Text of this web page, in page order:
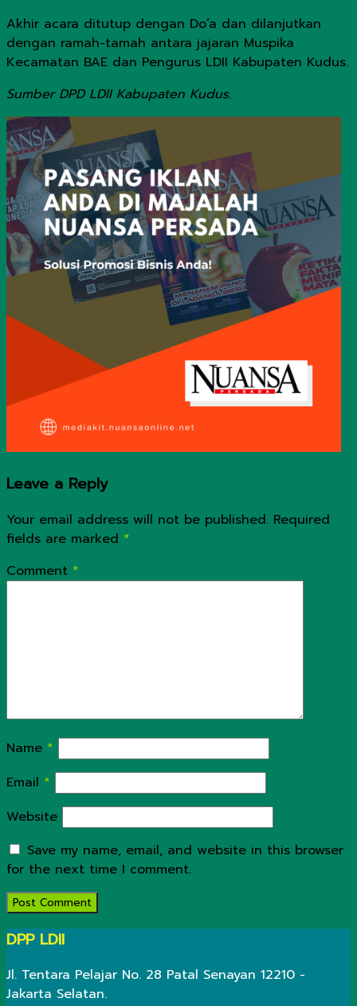
Akhir acara ditutup dengan Do’a dan dilanjutkan
dengan ramah-tamah antara jajaran Muspika
Kecamatan BAE dan Pengurus LDII Kabupaten Kudus.
Sumber DPD LDII Kabupaten Kudus.
Leave a Reply
Your email address will not be published. Required
fields are marked *
Comment *
Name *
Email *
Website
Save my name, email, and website in this browser
for the next time I comment.
DPP LDII
Jl. Tentara Pelajar No. 28 Patal Senayan 12210 -
Jakarta Selatan.